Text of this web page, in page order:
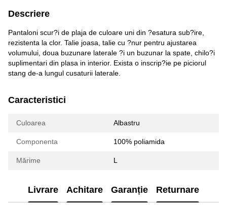
Descriere
Pantaloni scur?i de plaja de culoare uni din ?esatura sub?ire,
rezistenta la clor. Talie joasa, talie cu ?nur pentru ajustarea
volumului, doua buzunare laterale ?i un buzunar la spate, chilo?i
suplimentari din plasa in interior. Exista o inscrip?ie pe piciorul
stang de-a lungul cusaturii laterale.
Caracteristici
Culoarea Albastru
Componenta 100% poliamida
Mărime L
Livrare Achitare Garanție Returnare